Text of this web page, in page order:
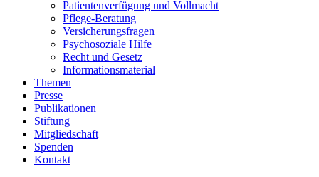
Patientenverfügung und Vollmacht
Pflege-Beratung
Versicherungsfragen
Psychosoziale Hilfe
Recht und Gesetz
Informationsmaterial
Themen
Presse
Publikationen
Stiftung
Mitgliedschaft
Spenden
Kontakt